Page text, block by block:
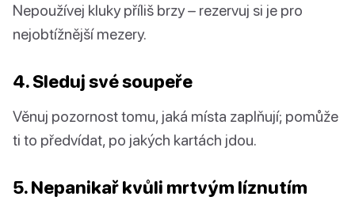
Nepoužívej kluky příliš brzy – rezervuj si je pro
nejobtížnější mezery.
4. Sleduj své soupeře
Věnuj pozornost tomu, jaká místa zaplňují; pomůže
ti to předvídat, po jakých kartách jdou.
5. Nepanikař kvůli mrtvým líznutím